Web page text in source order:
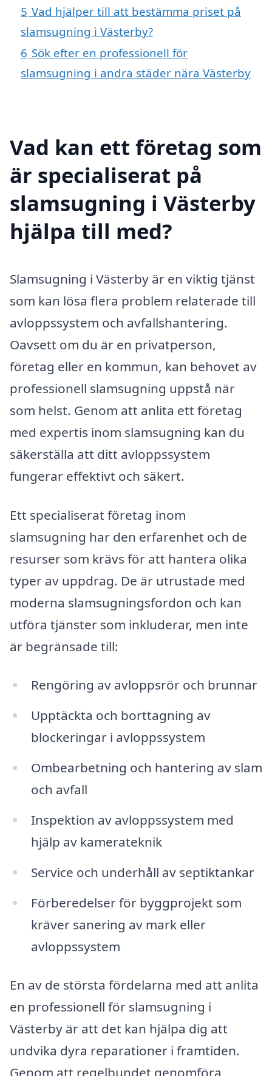
5 Vad hjälper till att bestämma priset på
slamsugning i Västerby?
6 Sök efter en professionell för
slamsugning i andra städer nära Västerby
Vad kan ett företag som
är specialiserat på
slamsugning i Västerby
hjälpa till med?
Slamsugning i Västerby är en viktig tjänst
som kan lösa flera problem relaterade till
avloppssystem och avfallshantering.
Oavsett om du är en privatperson,
företag eller en kommun, kan behovet av
professionell slamsugning uppstå när
som helst. Genom att anlita ett företag
med expertis inom slamsugning kan du
säkerställa att ditt avloppssystem
fungerar effektivt och säkert.
Ett specialiserat företag inom
slamsugning har den erfarenhet och de
resurser som krävs för att hantera olika
typer av uppdrag. De är utrustade med
moderna slamsugningsfordon och kan
utföra tjänster som inkluderar, men inte
är begränsade till:
Rengöring av avloppsrör och brunnar
Upptäckta och borttagning av
blockeringar i avloppssystem
Ombearbetning och hantering av slam
och avfall
Inspektion av avloppssystem med
hjälp av kamerateknik
Service och underhåll av septiktankar
Förberedelser för byggprojekt som
kräver sanering av mark eller
avloppssystem
En av de största fördelarna med att anlita
en professionell för slamsugning i
Västerby är att det kan hjälpa dig att
undvika dyra reparationer i framtiden.
Genom att regelbundet genomföra